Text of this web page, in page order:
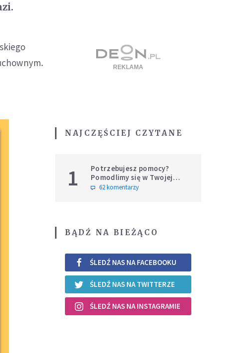
NAJCZĘŚCIEJ CZYTANE
1
Potrzebujesz pomocy?
Pomodlimy się w Twojej
intencji
62 komentarzy
BĄDŹ NA BIEŻĄCO
ŚLEDŹ NAS NA FACEBOOKU
ŚLEDŹ NAS NA TWITTERZE
ŚLEDŹ NAS NA INSTAGRAMIE